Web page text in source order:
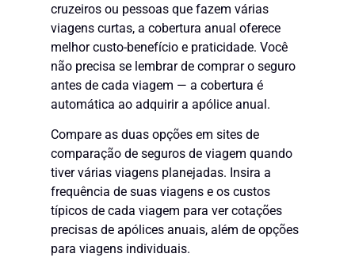
cruzeiros ou pessoas que fazem várias
viagens curtas, a cobertura anual oferece
melhor custo-benefício e praticidade. Você
não precisa se lembrar de comprar o seguro
antes de cada viagem — a cobertura é
automática ao adquirir a apólice anual.
Compare as duas opções em sites de
comparação de seguros de viagem quando
tiver várias viagens planejadas. Insira a
frequência de suas viagens e os custos
típicos de cada viagem para ver cotações
precisas de apólices anuais, além de opções
para viagens individuais.